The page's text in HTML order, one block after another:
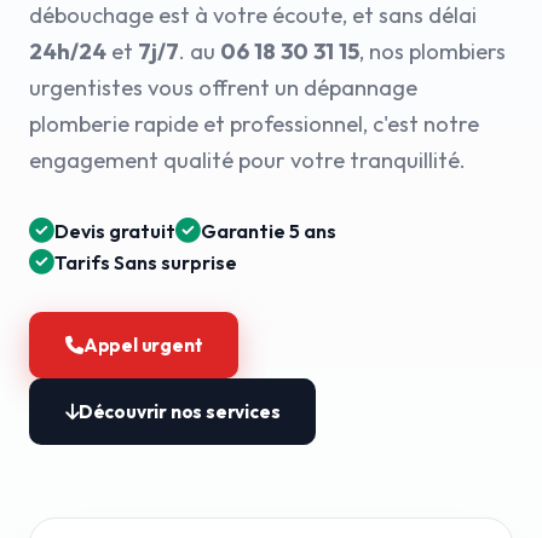
débouchage est à votre écoute, et sans délai
24h/24 et 7j/7. au 06 18 30 31 15, nos plombiers
urgentistes vous offrent un dépannage
plomberie rapide et professionnel, c'est notre
engagement qualité pour votre tranquillité.
Devis gratuit
Garantie 5 ans
Tarifs Sans surprise
Appel urgent
Découvrir nos services